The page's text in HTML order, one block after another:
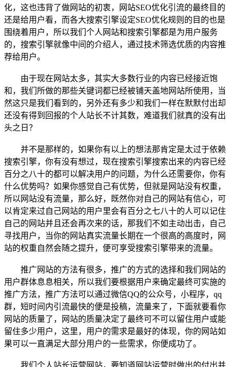
化，这也违背了做网站的初衷，网站SEO优化引流的最终目的
还是给用户看，而各大搜索引擎设定SEO优化规则的目的也是
围绕着用户，所以我们个人网站和搜索引擎都是为用户服务
的，搜索引擎就像中间的介绍人，通过技术筛选优质的内容推
荐给用户。
由于现在网站太多，其实大多数行业的内容已经接近饱
和，我们所做的那些关键词都已经被铺天盖地网站所使用，当
然这只是我们看到的，另外还有多少和我们一样在默默付出却
还没有得到回报的个人站长不计其数，难道我们就真的没有出
头之日？
并不是那样的，如果你有以上的想法那肯定是太过于依赖
搜索引擎，你有没有想过，现在搜索引擎搜索出来的内容已经
百分之八十的都可以解决用户的问题，为什么还需要你，你有
什么优势吗？如果你感觉自己有优势，但就是网站没有权重，
所以网站没有流量，那么好，既然你对自己的网站有信心，可
以肯定来过自己网站的用户里会有百分之七八十的人可以记住
自己的网站并且还会再次来的话，那我们不如主动出击，自己
寻找用户，当你的网站真实流量长期在一个很高的高度时，网
站的权重自然会随之提升，便可享受搜索引擎带来的流量。
推广网站的方法有很多，推广的方式的选择和我们网站的
用户群体息息相关，所以我们要根据用户来确定最终可实施的
推广方法，推广方法可以通过微信QQ的公众号，小程序，qq
群，短时间内引流最快的便是投稿，流量来了，下面就要看你
网站的质量了，网站的质量决定了最终可不可以留住用户或能
留住多少用户，这里，用户的需求是最好的体现，你的网站如
果可以一直满足大部分用户的一些需求，你便成功了。
我们个人站长运营网站，要知道网站运营时做出的付出并